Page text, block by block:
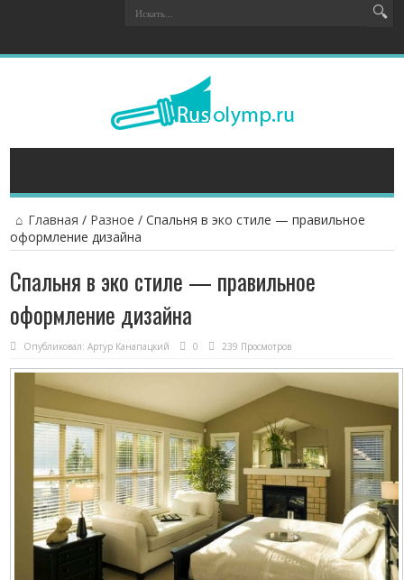
Главная / Разное /Спальня в эко стиле — правильное
оформление дизайна
Спальня в эко стиле — правильное
оформление дизайна
Опубликовал:Артур Канапацкий 0 239 Просмотров